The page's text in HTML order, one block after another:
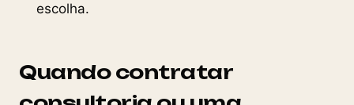
escolha.
Quando contratar